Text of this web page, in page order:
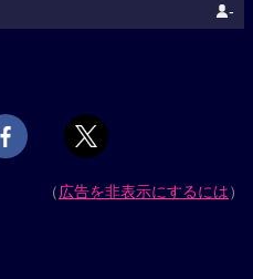
-
（広告を非表示にするには）